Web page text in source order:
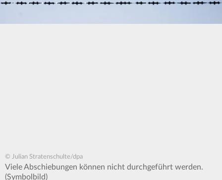
© Julian Stratenschulte/dpa
Viele Abschiebungen können nicht durchgeführt werden.
(Symbolbild)